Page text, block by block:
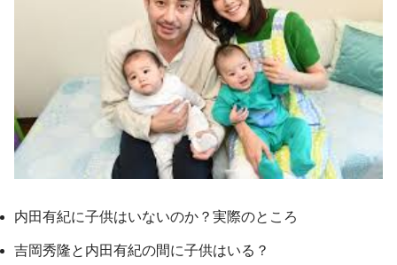
内田有紀に子供はいないのか？実際のところ
吉岡秀隆と内田有紀の間に子供はいる？